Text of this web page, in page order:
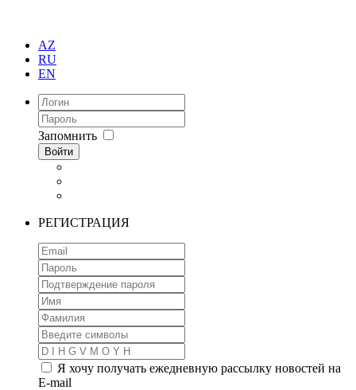
AZ
RU
EN
Запомнить
Войти
РЕГИСТРАЦИЯ
Я хочу получать ежедневную рассылку новостей на
E-mail